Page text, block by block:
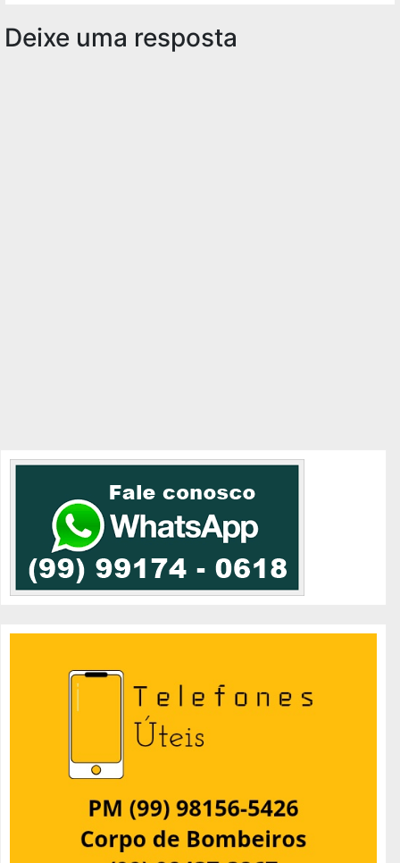
Deixe uma resposta